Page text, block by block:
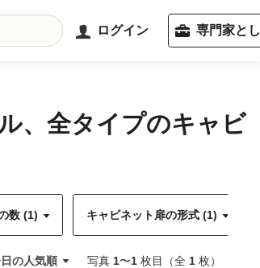
ログイン 専門家と
、全タイプのキャビ
数 (1) キャビネット扉の形式 (1)
の人気順 写真 1〜1 枚目（全 1 枚）